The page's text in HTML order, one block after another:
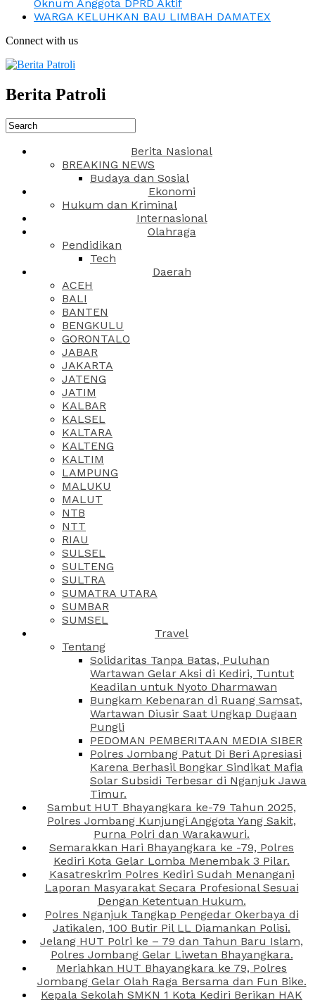
Oknum Anggota DPRD Aktif
WARGA KELUHKAN BAU LIMBAH DAMATEX
Connect with us
Berita Patroli
Berita Nasional
BREAKING NEWS
Budaya dan Sosial
Ekonomi
Hukum dan Kriminal
Internasional
Olahraga
Pendidikan
Tech
Daerah
ACEH
BALI
BANTEN
BENGKULU
GORONTALO
JABAR
JAKARTA
JATENG
JATIM
KALBAR
KALSEL
KALTARA
KALTENG
KALTIM
LAMPUNG
MALUKU
MALUT
NTB
NTT
RIAU
SULSEL
SULTENG
SULTRA
SUMATRA UTARA
SUMBAR
SUMSEL
Travel
Tentang
Solidaritas Tanpa Batas, Puluhan
Wartawan Gelar Aksi di Kediri, Tuntut
Keadilan untuk Nyoto Dharmawan
Bungkam Kebenaran di Ruang Samsat,
Wartawan Diusir Saat Ungkap Dugaan
Pungli
PEDOMAN PEMBERITAAN MEDIA SIBER
Polres Jombang Patut Di Beri Apresiasi
Karena Berhasil Bongkar Sindikat Mafia
Solar Subsidi Terbesar di Nganjuk Jawa
Timur.
Sambut HUT Bhayangkara ke-79 Tahun 2025,
Polres Jombang Kunjungi Anggota Yang Sakit,
Purna Polri dan Warakawuri.
Semarakkan Hari Bhayangkara ke -79, Polres
Kediri Kota Gelar Lomba Menembak 3 Pilar.
Kasatreskrim Polres Kediri Sudah Menangani
Laporan Masyarakat Secara Profesional Sesuai
Dengan Ketentuan Hukum.
Polres Nganjuk Tangkap Pengedar Okerbaya di
Jatikalen, 100 Butir Pil LL Diamankan Polisi.
Jelang HUT Polri ke – 79 dan Tahun Baru Islam,
Polres Jombang Gelar Liwetan Bhayangkara.
Meriahkan HUT Bhayangkara ke 79, Polres
Jombang Gelar Olah Raga Bersama dan Fun Bike.
Kepala Sekolah SMKN 1 Kota Kediri Berikan HAK